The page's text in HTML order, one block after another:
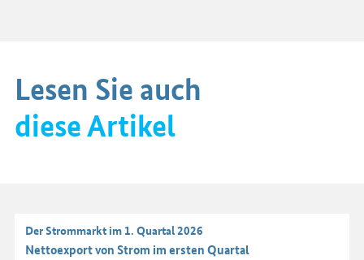
Lesen Sie auch
diese Artikel
Der Strommarkt im 1. Quartal 2026
Nettoexport von Strom im ersten Quartal